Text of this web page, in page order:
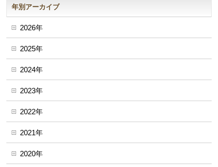
年別アーカイブ
2026年
2025年
2024年
2023年
2022年
2021年
2020年